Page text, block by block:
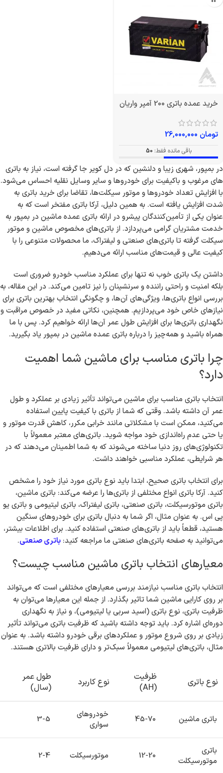
خرید عمده باتری 200 آمپر واریان
تومان
باقی مانده فقط: 50
در بمپور، شهری زیبا و دلنشین که در دل کویر جا گرفته است، نیاز به باتری‌
های مرغوب و باکیفیت برای خودروها و سایر وسایل نقلیه احساس می‌شود.
با افزایش تعداد خودروها و موتور سیکلت‌ها، تقاضا برای خرید باتری به
شدت افزایش یافته است. به همین دلیل، آرکا باتری مفتخر است که به
عنوان یکی از تأمین‌کنندگان پیشرو در ارائه باتری عمده ماشین در بمپور به
خدمت مشتریان گرامی می‌پردازد. از باتری‌های مخصوص ماشین و موتور
سیکلت گرفته تا باتری‌های صنعتی و لیفتراک، ما محصولات متنوعی را با
کیفیت عالی و قیمت‌های مناسب ارائه می‌دهیم.
داشتن یک باتری خوب نه تنها برای عملکرد مناسب خودرو ضروری است
بلکه امنیت و راحتی راننده و سرنشینان را نیز تامین می‌کند. در این مقاله، به
بررسی انواع باتری‌ها، ویژگی‌های آن‌ها، و چگونگی انتخاب بهترین باتری برای
نیازهای خاص خود می‌پردازیم. همچنین، نکاتی مفید در خصوص مراقبت و
نگهداری باتری‌ها برای افزایش طول عمر آن‌ها ارائه خواهیم کرد. پس با ما
همراه باشید و همه‌چیز را درباره باتری عمده ماشین در بمپور یاد بگیرید.
چرا باتری مناسب برای ماشین شما اهمیت
دارد؟
انتخاب باتری مناسب برای ماشین می‌تواند تأثیر زیادی بر عملکرد و طول
عمر آن داشته باشد. وقتی که شما از باتری با کیفیت پایین استفاده
می‌کنید، ممکن است با مشکلاتی مانند خرابی مکرر، کاهش قدرت موتور و
یا حتی عدم راه‌اندازی خود مواجه شوید. باتری‌های معتبر معمولاً با
تکنولوژی‌های روز دنیا ساخته می‌شوند که به شما اطمینان می‌دهند که در
هر شرایطی، عملکرد مناسبی خواهند داشت.
برای انتخاب باتری صحیح، ابتدا باید نوع باتری مورد نیاز خود را مشخص
کنید. آرکا باتری انواع مختلفی از باتری‌ها را عرضه می‌کند: باتری ماشین،
باتری موتورسیکلت، باتری صنعتی، باتری لیفتراک، باتری لیتیومی و باتری یو
پی اس. به عنوان مثال، اگر شما به دنبال باتری برای خودروهای سنگین
هستید، قطعاً باید از باتری‌های صنعتی استفاده کنید. برای اطلاعات بیشتر،
می‌توانید به صفحه باتری‌های صنعتی ما مراجعه کنید: باتری صنعتی.
معیارهای انتخاب باتری ماشین مناسب چیست؟
انتخاب باتری مناسب نیازمند بررسی معیارهای مختلفی است که می‌تواند
بر روی کارایی ماشین شما تاثیر بگذارد. از جمله این معیارها می‌توان به
ظرفیت باتری، نوع باتری (اسید سربی یا لیتیومی)، و نیاز به نگهداری
دوره‌ای اشاره کرد. باید توجه داشته باشید که ظرفیت باتری می‌تواند تأثیر
زیادی بر روی شروع موتور و عملکردهای برقی خودرو داشته باشد. به عنوان
مثال، باتری‌های لیتیومی معمولاً سبک‌تر و دارای ظرفیت بالاتری هستند.
نوع باتری
ظرفیت
(AH)
نوع کاربرد
طول عمر
(سال)
باتری ماشین 45-70
خودروهای
سواری
3-5
باتری
موتورسیکلت
12-20 موتورسیکلت 2-4